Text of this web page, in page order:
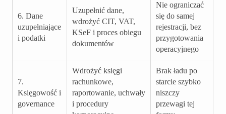
6. Dane
uzupełniające
i podatki
Uzupełnić dane,
wdrożyć CIT, VAT,
KSeF i proces obiegu
dokumentów
Nie ograniczać
się do samej
rejestracji, bez
przygotowania
operacyjnego
7.
Księgowość i
governance
Wdrożyć księgi
rachunkowe,
raportowanie, uchwały
i procedury
Brak ładu po
starcie szybko
niszczy
przewagi tej